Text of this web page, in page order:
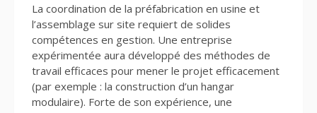
La coordination de la préfabrication en usine et
l’assemblage sur site requiert de solides
compétences en gestion. Une entreprise
expérimentée aura développé des méthodes de
travail efficaces pour mener le projet efficacement
(par exemple : la construction d’un hangar
modulaire). Forte de son expérience, une